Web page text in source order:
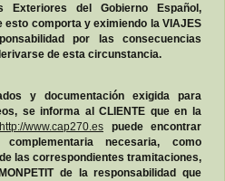
Exteriores del Gobierno Español,
esto comporta y eximiendo la VIAJES
por las consecuencias
de esta circunstancia.
y documentación exigida para
se informa al CLIENTE que en la
http://www.cap270.es puede encontrar
necesaria, como
las correspondientes tramitaciones,
de la responsabilidad que